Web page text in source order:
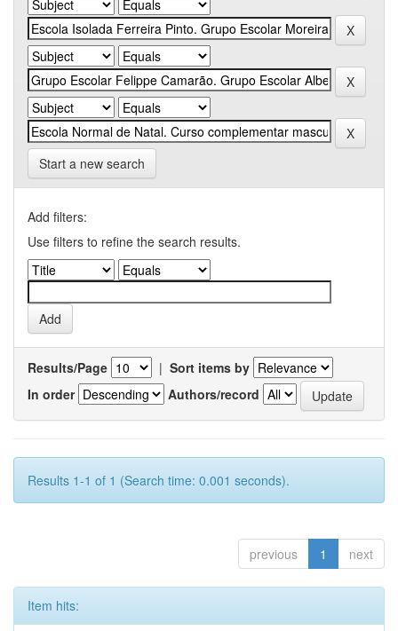
Start a new search
Add filters:
Use filters to refine the search results.
Results/Page | Sort items by
In order
Authors/record
Results 1-1 of 1 (Search time: 0.001 seconds).
previous 1 next
Item hits: